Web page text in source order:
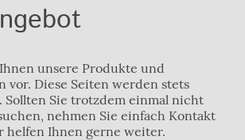
unsere Produkte und
vor. Diese Seiten werden stets
Sollten Sie trotzdem einmal nicht
nehmen Sie einfach Kontakt
helfen Ihnen gerne weiter.